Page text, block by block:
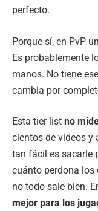
perfecto.
Porque sí, en PvP
Es probablemente
manos. No tiene
cambia por
Esta tier list no
cientos de vídeos y
tan fácil es sacarle
cuánto perdona los
no todo sale bien.
mejor para los